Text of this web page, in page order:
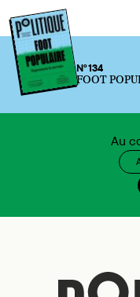
N°134
FOOT
Au